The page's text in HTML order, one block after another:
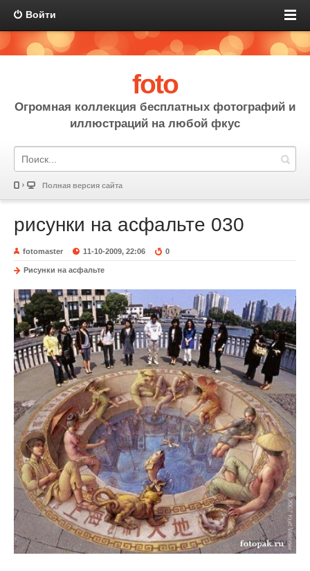
Войти
foto
Огромная коллекция бесплатных фотографий и
иллюстраций на любой фкус
Полная версия сайта
рисунки на асфальте 030
fotomaster 11-10-2009, 22:06 0
Рисунки на асфальте